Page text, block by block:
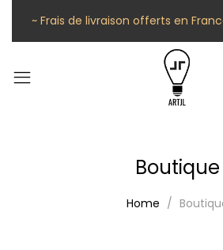
~ Frais de livraison offerts en
Boutique
Home